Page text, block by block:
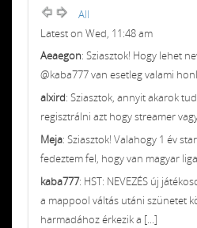
All
Latest on Wed, 11:48 am
Aeaegon: Sziasztok! Hogy lehet
@kaba777 van esetleg valami
alxird: Sziasztok, annyit akarok
regisztrálni azt hogy streamer
Meja: Sziasztok! Valahogy 1 év
fedeztem fel, hogy van magyar
kaba777: HST: NEVEZÉS új
a mappool váltás utáni szünetet
harmadához érkezik a [...]